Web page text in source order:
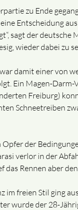
zu Ende
Entscheidung
sagt der
wieder dabei zu
damit einer von
Ein Magen-
Freiburg)
Schneetreiben
der
verlor in der
das Rennen aber
im freien Stil ging
wurde der 28-